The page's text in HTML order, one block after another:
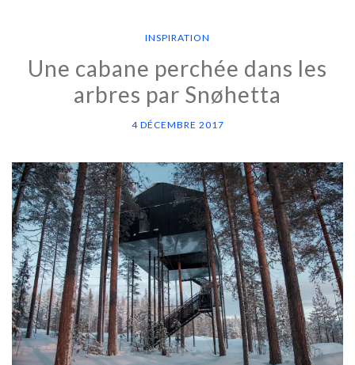
INSPIRATION
Une cabane perchée dans les
arbres par Snøhetta
4 DÉCEMBRE 2017